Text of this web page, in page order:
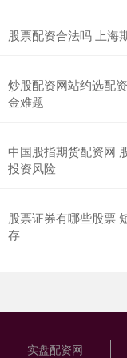
股票配资合法吗 上海
炒股配资网站约选配
金难题
中国股指期货配资网
投资风险
股票证券有哪些股票
存
实盘配资网